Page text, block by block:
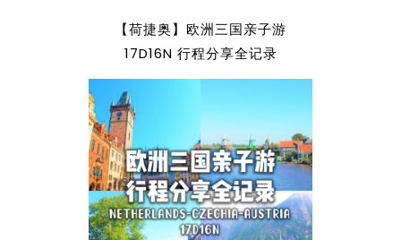
【荷捷奥】欧洲三国亲子游
17D16N 行程分享全记录